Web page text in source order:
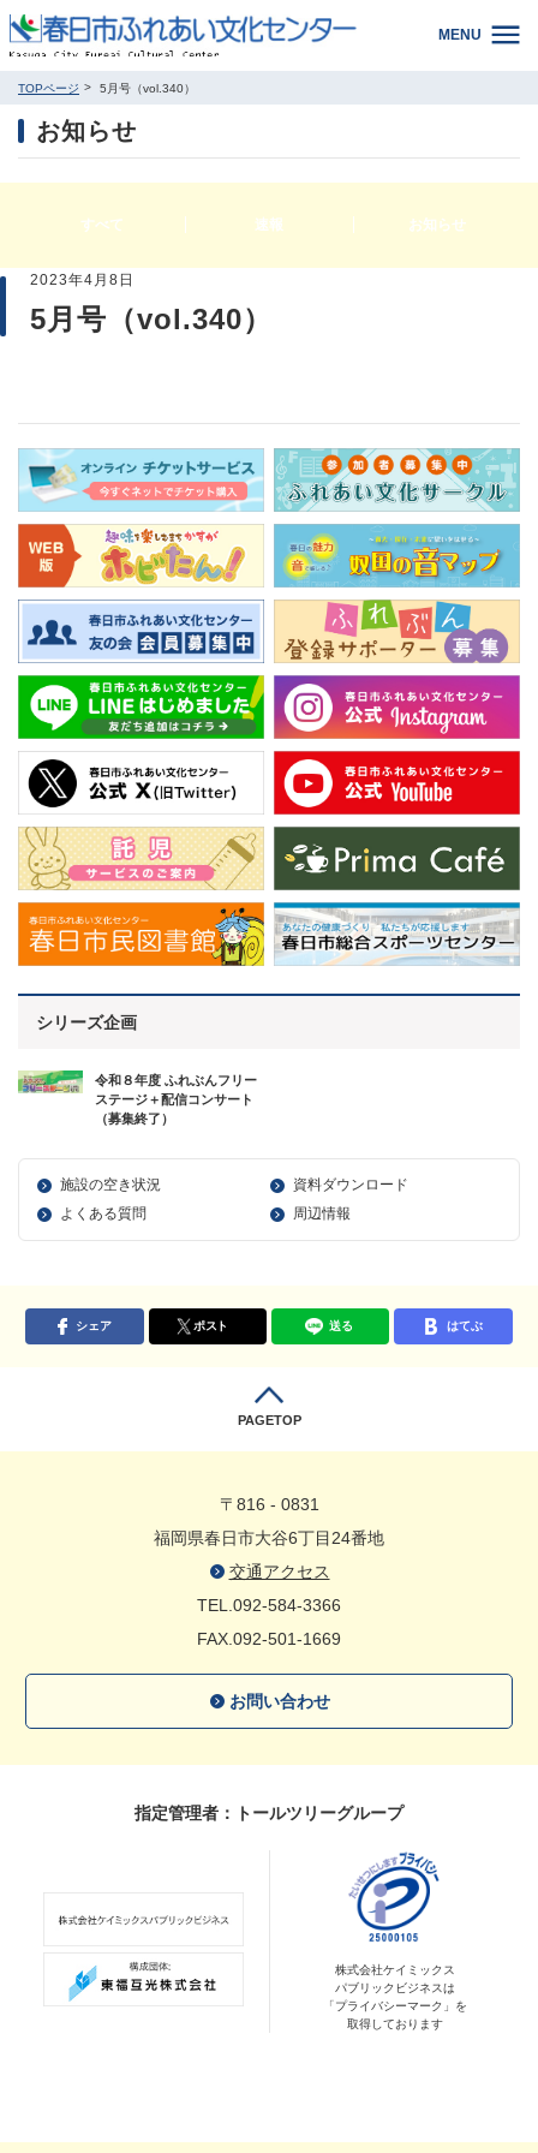
MENU
TOPページ 5月号（vol.340）
お知らせ
すべて 速報 お知らせ
2023年4月8日
5月号（vol.340）
シリーズ企画
令和８年度 ふれぶんフリー
ステージ＋配信コンサート
（募集終了）
施設の空き状況
資料ダウンロード
よくある質問
周辺情報
シェア ポスト 送る はてぶ
PAGETOP
〒816 - 0831
福岡県春日市大谷6丁目24番地
交通アクセス
TEL.092-584-3366
FAX.092-501-1669
お問い合わせ
指定管理者：トールツリーグループ
株式会社ケイミックス
パブリックビジネスは
「プライバシーマーク」を
取得しております